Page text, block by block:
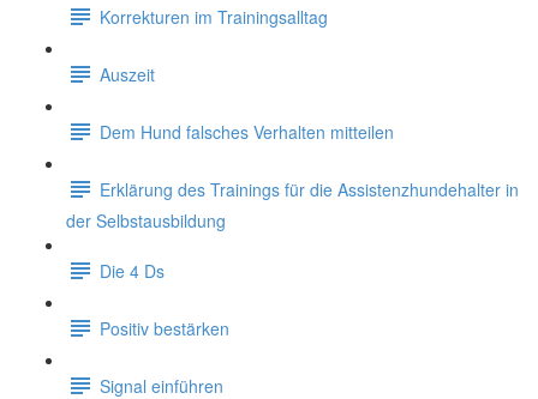
Korrekturen im Trainingsalltag
Auszeit
Dem Hund falsches Verhalten mitteilen
Erklärung des Trainings für die Assistenzhundehalter in
der Selbstausbildung
Die 4 Ds
Positiv bestärken
Signal einführen